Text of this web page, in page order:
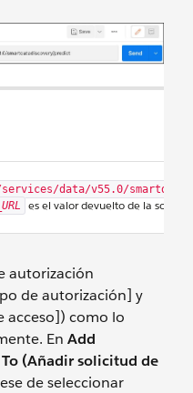
data/v55.0/
es el valor devuelto de la
autorización
de autorización] y
acceso]) como lo
En Add
(Añadir solicitud de
de seleccionar